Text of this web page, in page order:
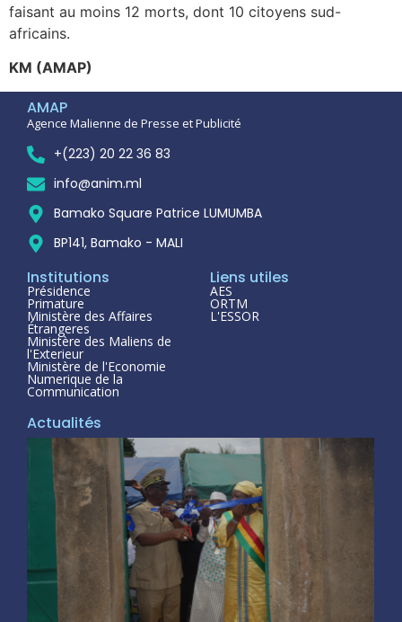
faisant au moins 12 morts, dont 10 citoyens sud-
africains.
KM (AMAP)
AMAP
Agence Malienne de Presse et Publicité
+(223) 20 22 36 83
info@anim.ml
Bamako Square Patrice LUMUMBA
BP141, Bamako - MALI
Institutions
Présidence
Primature
Ministère des Affaires
Étrangeres
Ministère des Maliens de
l'Exterieur
Ministère de l'Economie
Numerique de la
Communication
Liens utiles
AES
ORTM
L'ESSOR
Actualités